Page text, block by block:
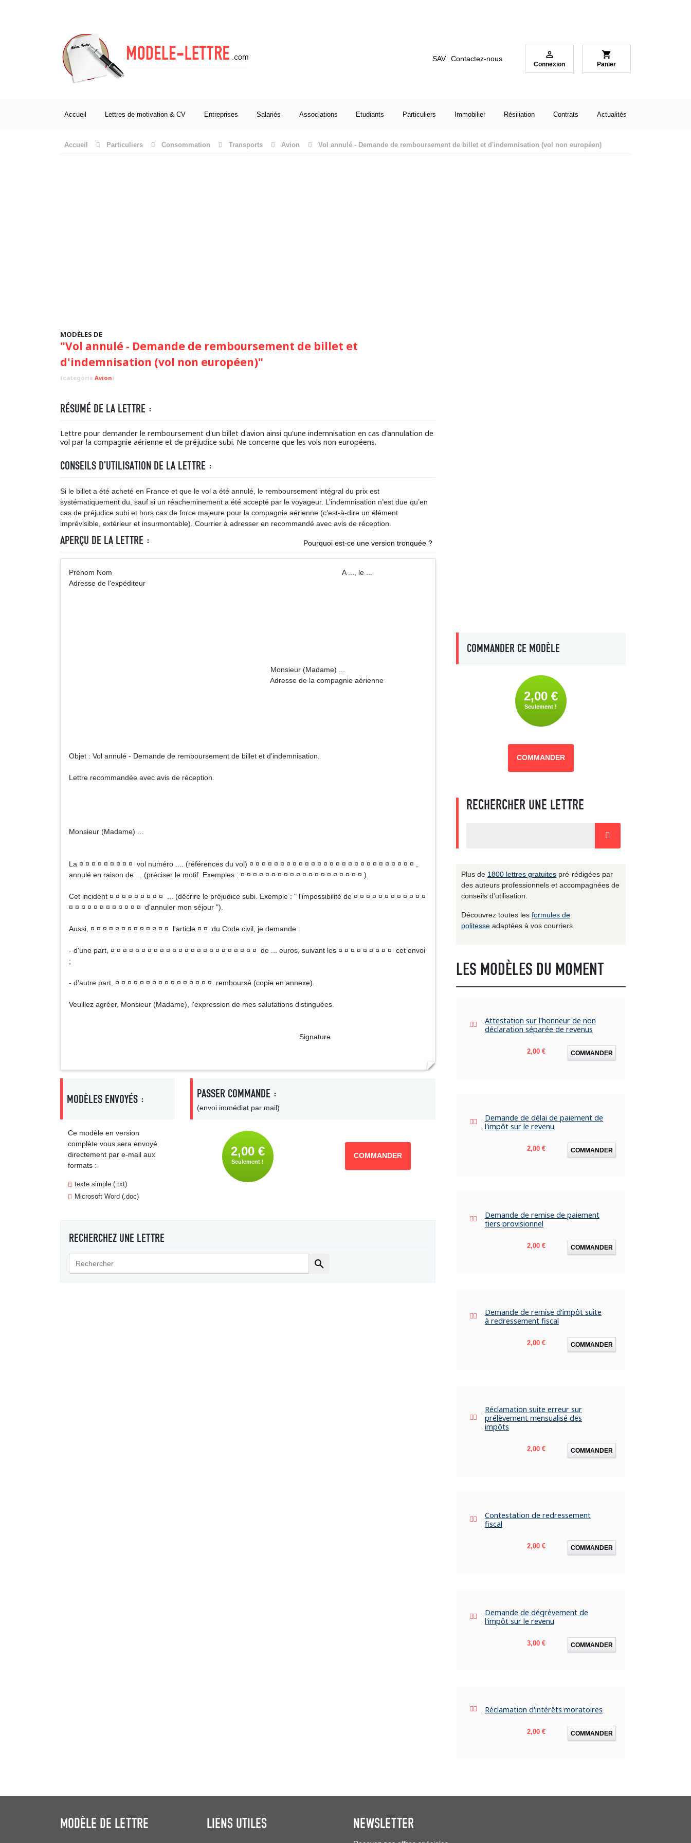
SAV Contactez-nous 
Connexion
shopping_cart
Panier
Accueil Lettres de motivation & CV Entreprises Salariés Associations Etudiants Particuliers Immobilier Résiliation Contrats Actualités
Accueil Particuliers Consommation Transports Avion Vol annulé - Demande de remboursement de billet et d'indemnisation (vol non européen)
MODÈLES DE
"Vol annulé - Demande de remboursement de billet et
d'indemnisation (vol non européen)"
(categorie Avion)
RÉSUMÉ DE LA LETTRE :
Lettre pour demander le remboursement d'un billet d'avion ainsi qu'une indemnisation en cas d'annulation de
vol par la compagnie aérienne et de préjudice subi. Ne concerne que les vols non européens.
CONSEILS D'UTILISATION DE LA LETTRE :
Si le billet a été acheté en France et que le vol a été annulé, le remboursement intégral du prix est
systématiquement du, sauf si un réacheminement a été accepté par le voyageur. L’indemnisation n’est due qu’en
cas de préjudice subi et hors cas de force majeure pour la compagnie aérienne (c’est-à-dire un élément
imprévisible, extérieur et insurmontable). Courrier à adresser en recommandé avec avis de réception.
APERÇU DE LA LETTRE : Pourquoi est-ce une version tronquée ?
Prénom Nom A ..., le ...
Adresse de l'expéditeur
Monsieur (Madame) ...
Adresse de la compagnie aérienne
Objet : Vol annulé - Demande de remboursement de billet et d'indemnisation.
Lettre recommandée avec avis de réception.
Monsieur (Madame) ...
La ¤ ¤ ¤ ¤ ¤ ¤ ¤ ¤ ¤ vol numéro .... (références du vol) ¤ ¤ ¤ ¤ ¤ ¤ ¤ ¤ ¤ ¤ ¤ ¤ ¤ ¤ ¤ ¤ ¤ ¤ ¤ ¤ ¤ ¤ ¤ ¤ ¤ ¤ ¤ ,
annulé en raison de ... (préciser le motif. Exemples : ¤ ¤ ¤ ¤ ¤ ¤ ¤ ¤ ¤ ¤ ¤ ¤ ¤ ¤ ¤ ¤ ¤ ¤ ¤ ¤ ).
Cet incident ¤ ¤ ¤ ¤ ¤ ¤ ¤ ¤ ¤ ... (décrire le préjudice subi. Exemple : " l'impossibilité de ¤ ¤ ¤ ¤ ¤ ¤ ¤ ¤ ¤ ¤ ¤ ¤
¤ ¤ ¤ ¤ ¤ ¤ ¤ ¤ ¤ ¤ ¤ ¤ d'annuler mon séjour ").
Aussi, ¤ ¤ ¤ ¤ ¤ ¤ ¤ ¤ ¤ ¤ ¤ ¤ ¤ l'article ¤ ¤ du Code civil, je demande :
- d'une part, ¤ ¤ ¤ ¤ ¤ ¤ ¤ ¤ ¤ ¤ ¤ ¤ ¤ ¤ ¤ ¤ ¤ ¤ ¤ ¤ ¤ ¤ ¤ ¤ de ... euros, suivant les ¤ ¤ ¤ ¤ ¤ ¤ ¤ ¤ ¤ cet envoi
;
- d'autre part, ¤ ¤ ¤ ¤ ¤ ¤ ¤ ¤ ¤ ¤ ¤ ¤ ¤ ¤ ¤ ¤ remboursé (copie en annexe).
Veuillez agréer, Monsieur (Madame), l'expression de mes salutations distinguées.
Signature
MODÈLES ENVOYÉS :
Ce modèle en version
complète vous sera envoyé
directement par e-mail aux
formats :
texte simple (.txt)
Microsoft Word (.doc)
PASSER COMMANDE :
(envoi immédiat par mail)
2,00 €
Seulement !
COMMANDER
RECHERCHEZ UNE LETTRE

COMMANDER CE MODÈLE
2,00 €
Seulement !
COMMANDER
RECHERCHER UNE LETTRE
Plus de 1800 lettres gratuites pré-rédigées par
des auteurs professionnels et accompagnées de
conseils d'utilisation.
Découvrez toutes les formules de
politesse adaptées à vos courriers.
LES MODÈLES DU MOMENT
Attestation sur l'honneur de non
déclaration séparée de revenus
Prix
2,00 € COMMANDER
Demande de délai de paiement de
l'impôt sur le revenu
Prix
2,00 € COMMANDER
Demande de remise de paiement
tiers provisionnel
Prix
2,00 € COMMANDER
Demande de remise d'impôt suite
à redressement fiscal
Prix
2,00 € COMMANDER
Réclamation suite erreur sur
prélèvement mensualisé des
impôts
Prix
2,00 € COMMANDER
Contestation de redressement
fiscal
Prix
2,00 € COMMANDER
Demande de dégrèvement de
l'impôt sur le revenu
Prix
3,00 € COMMANDER
Réclamation d'intérêts moratoires
Prix
2,00 € COMMANDER
MODÈLE DE LETTRE LIENS UTILES NEWSLETTER